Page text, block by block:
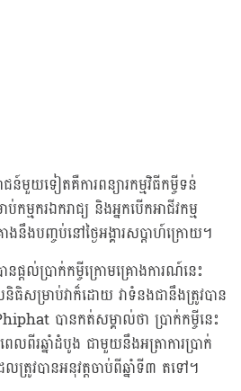
មួយទៀតគឺការពន្យារកម្មវិធីកម្ចីទន់
កម្មករឯករាជ្យ និងអ្នកបើកអាជីវកម្ម
នឹងបញ្ចប់នៅថ្ងៃអង្គារសប្តាហ៍ក្រោយ។
ផ្តល់ប្រាក់កម្ចីក្រោមគ្រោងការណ៍នេះ
សម្រាប់វាក៏ដោយ វាទំនងជានឹងត្រូវបាន
បានកត់សម្គាល់ថា ប្រាក់កម្ចីនេះ
លពីរឆ្នាំដំបូង ជាមួយនឹងអត្រាការប្រាក់
រូវបានអនុវត្តចាប់ពីឆ្នាំទី៣ តទៅ។